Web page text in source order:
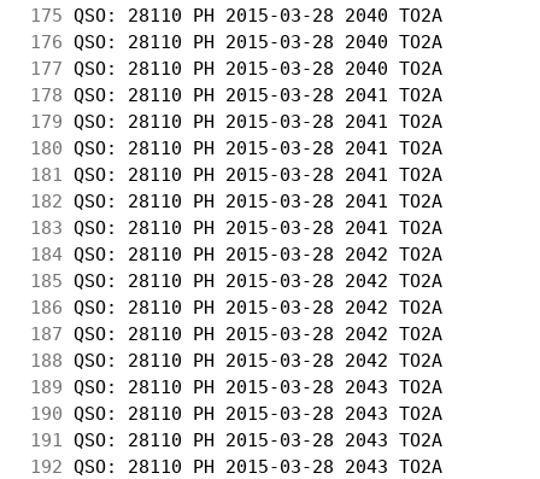
175 QSO: 28110 PH 2015-03-28 2040 TO2A
176 QSO: 28110 PH 2015-03-28 2040 TO2A
177 QSO: 28110 PH 2015-03-28 2040 TO2A
178 QSO: 28110 PH 2015-03-28 2041 TO2A
179 QSO: 28110 PH 2015-03-28 2041 TO2A
180 QSO: 28110 PH 2015-03-28 2041 TO2A
181
QSO: 28110 PH 2015-03-28 2041 TO2A
182 QSO: 28110 PH 2015-03-28 2041 TO2A
183 QSO: 28110 PH 2015-03-28 2041 TO2A
184 QSO: 28110 PH 2015-03-28 2042 TO2A
185 QSO: 28110 PH 2015-03-28 2042 TO2A
186 QSO: 28110 PH 2015-03-28 2042 TO2A
187 QSO: 28110 PH 2015-03-28 2042 TO2A
188 QSO: 28110 PH 2015-03-28 2042 TO2A
189 QSO: 28110 PH 2015-03-28 2043 TO2A
190 QSO: 28110 PH 2015-03-28 2043 TO2A
191
QSO: 28110 PH 2015-03-28 2043 TO2A
192 QSO: 28110 PH 2015-03-28 2043 TO2A